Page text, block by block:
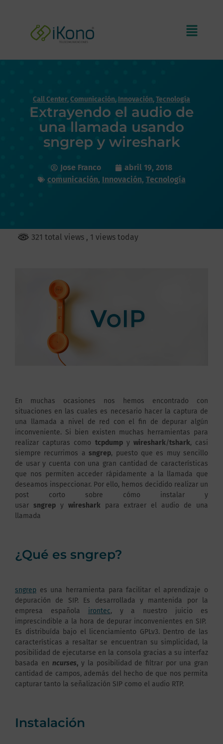
Call Center,Comunicación, Innovación,Tecnología
Extrayendo el audio de
una llamada usando
sngrep y wireshark
Jose Franco
abril 19, 2018
comunicación, Innovación, Tecnología
321 total views , 1 views today
En muchas ocasiones nos hemos encontrado con
situaciones en las cuales es necesario hacer la captura de
una llamada a nivel de red con el fin de depurar algún
inconveniente. Si bien existen muchas herramientas para
realizar capturas como tcpdumpy wireshark/tshark, casi
siempre recurrimos asngrep, puesto que es muy sencillo
de usar y cuenta con una gran cantidad de características
que nos permiten acceder rápidamente a la llamada que
deseamos inspeccionar. Por ello, hemos decidido realizar un
post corto sobre cómo instalar y
usar sngrepy wiresharkpara extraer el audio de una
llamada
¿Qué es sngrep?
sngrep es una herramienta para facilitar el aprendizaje o
depuración de SIP. Es desarrollada y mantenida por la
empresa española irontec, y a nuestro juicio es
imprescindible a la hora de depurar inconvenientes en SIP.
Es distribuída bajo el licenciamiento GPLv3. Dentro de las
características a resaltar se encuentran su simplicidad, la
posibilidad de ejecutarse en la consola gracias a su interfaz
basada en ncurses,y la posibilidad de filtrar por una gran
cantidad de campos, además del hecho de que nos permita
capturar tanto la señalización SIP como el audio RTP.
Instalación